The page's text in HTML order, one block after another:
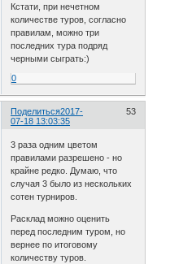
Кстати, при нечетном
количестве туров, согласно
правилам, можно три
последних тура подряд
черными сыграть:)
0
Поделиться 53
2017-
07-18 13:03:35
3 раза одним цветом
правилами разрешено - но
крайне редко. Думаю, что
случая 3 было из нескольких
сотен турниров.
Расклад можно оценить
перед последним туром, но
вернее по итоговому
количеству туров.